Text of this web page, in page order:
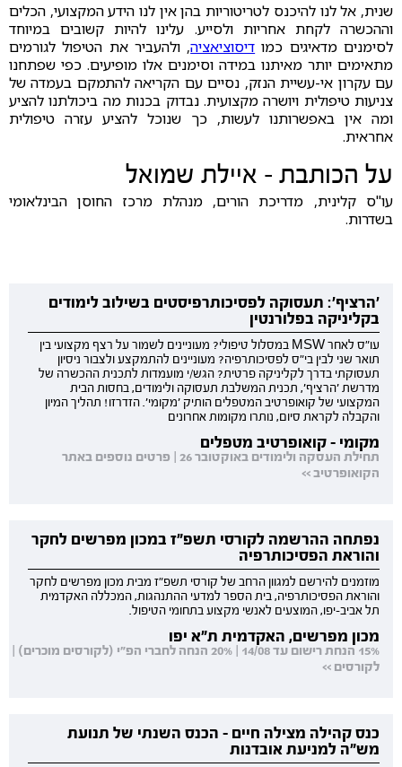
שנית, אל לנו להיכנס לטריטוריות בהן אין לנו הידע המקצועי, הכלים
וההכשרה לקחת אחריות ולסייע. עלינו להיות קשובים במיוחד
לסימנים מדאיגים כמו דיסוציאציה, ולהעביר את הטיפול לגורמים
מתאימים יותר מאיתנו במידה וסימנים אלו מופיעים. כפי שפתחנו
עם עקרון אי-עשיית הנזק, נסיים עם הקריאה להתמקם בעמדה של
צניעות טיפולית ויושרה מקצועית. נבדוק בכנות מה ביכולתנו להציע
ומה אין באפשרותנו לעשות, כך שנוכל להציע עזרה טיפולית
אחראית.
על הכותבת - איילת שמואל
עו"ס קלינית, מדריכת הורים, מנהלת מרכז החוסן הבינלאומי
בשדרות.
'הרציף': תעסוקה לפסיכותרפיסטים בשילוב לימודים
בקליניקה בפלורנטין
עו"ס לאחר MSW במסלול טיפולי? מעוניינים לשמור על רצף מקצועי בין
תואר שני לבין בי"ס לפסיכותרפיה? מעוניינים להתמקצע ולצבור ניסיון
תעסוקתי בדרך לקליניקה פרטית? הגש/י מועמדות לתכנית ההכשרה של
מדרשת 'הרציף', תכנית המשלבת תעסוקה ולימודים, בחסות הבית
המקצועי של קואופרטיב המטפלים הותיק 'מקומי'. הזדרזו! תהליך המיון
והקבלה לקראת סיום, נותרו מקומות אחרונים
מקומי - קואופרטיב מטפלים
תחילת העסקה ולימודים באוקטובר 26 | פרטים נוספים באתר
הקואופרטיב >>
נפתחה ההרשמה לקורסי תשפ"ז במכון מפרשים לחקר
והוראת הפסיכותרפיה
מוזמנים להירשם למגוון הרחב של קורסי תשפ"ז מבית מכון מפרשים לחקר
והוראת הפסיכותרפיה, בית הספר למדעי ההתנהגות, המכללה האקדמית
תל אביב-יפו, המוצעים לאנשי מקצוע בתחומי הטיפול.
מכון מפרשים, האקדמית ת"א יפו
15% הנחת רישום עד 14/08 | 20% הנחה לחברי הפ"י (לקורסים מוכרים) |
לקורסים >>
כנס קהילה מצילה חיים - הכנס השנתי של תנועת
מש"ה למניעת אובדנות